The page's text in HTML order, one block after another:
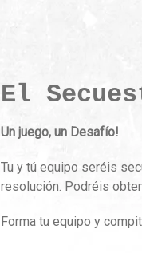
El
Un juego, un Desafío!
Tu y tú equipo seréis
resolución. Podréis
Forma tu equipo y